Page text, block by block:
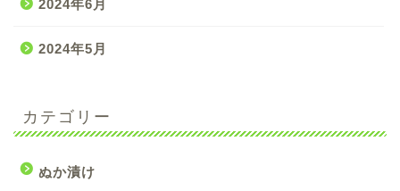
2024年6月
2024年5月
カテゴリー
ぬか漬け